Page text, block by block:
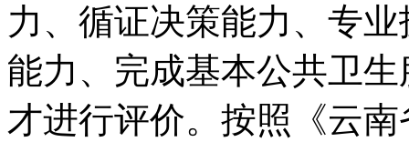
力、循证决策能力、专
能力、完成基本公共卫
才进行评价。按照《云